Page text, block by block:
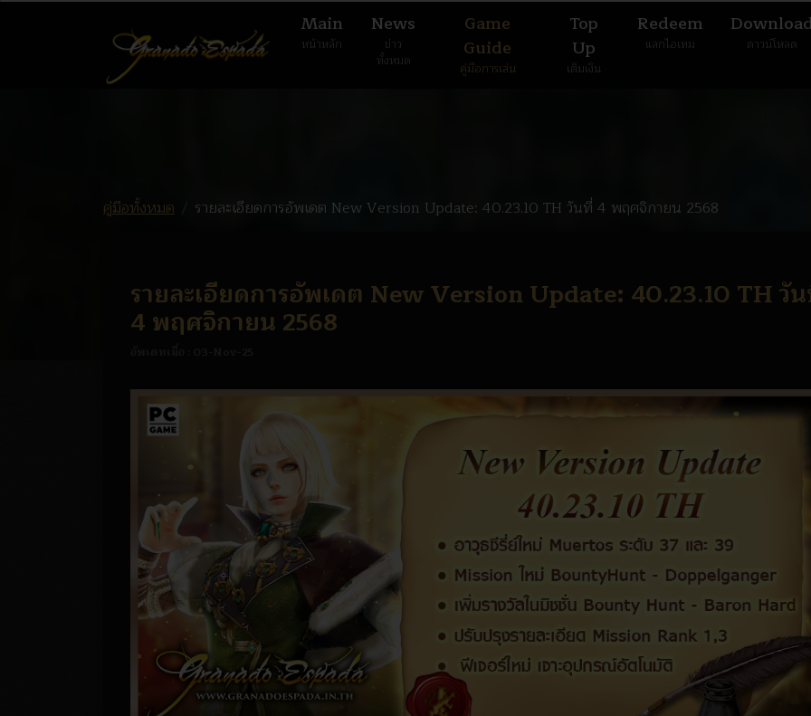
Main
หน้าหลัก
News
ข่าว
ทั้งหมด
Game
Guide
คู่มือการเล่น
Top
Up
เติมเงิน
Redeem
แลกไอเทม ดาวน์โหลด
คู่มือทั้งหมด รายละเอียดการอัพเดต New Version Update: 40.23.10 TH วันที่ 4 พฤศจิกายน 2568
รายละเอียดการอัพเดต New Version Update: 40.23.10 TH วั
4 พฤศจิกายน 2568